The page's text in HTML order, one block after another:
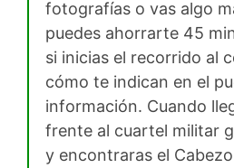
fotografías o vas algo
puedes ahorrarte 45
si inicias el recorrido al
cómo te indican en el
información. Cuando
frente al cuartel militar
y encontraras el